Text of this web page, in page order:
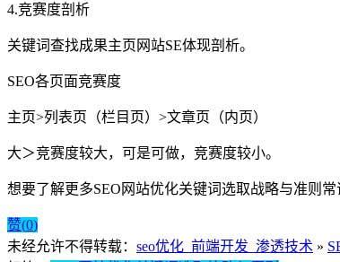
4.竞赛度剖析
关键词查找成果主页网站SE体现剖析。
SEO各页面竞赛度
主页>列表页（栏目页）>文章页（内页）
大＞竞赛度较大，可是可做，竞赛度较小。
想要了解更多SEO网站优化关键词选取战略与准则
赞(0)
未经允许不得转载： seo优化_前端开发_渗透技术 »